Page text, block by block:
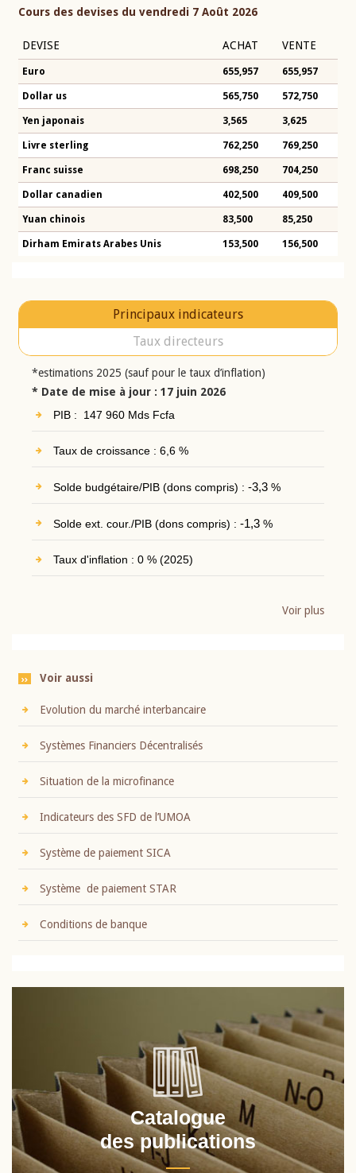
Cours des devises du vendredi 7 Août 2026
DEVISE ACHAT VENTE
Euro 655,957 655,957
Dollar us 565,750 572,750
Yen japonais 3,565 3,625
Livre sterling 762,250 769,250
Franc suisse 698,250 704,250
Dollar canadien 402,500 409,500
Yuan chinois 83,500 85,250
Dirham Emirats Arabes Unis 153,500 156,500
Principaux indicateurs
Taux directeurs
*estimations 2025 (sauf pour le taux d’inflation)
* Date de mise à jour : 17 juin 2026
PIB : 147 960 Mds Fcfa
Taux de croissance : 6,6 %
Solde budgétaire/PIB (dons compris) : -3,3%
Solde ext. cour./PIB (dons compris) : -1,3%
Taux d'inflation : 0 % (2025)
Voir plus
Voir aussi
Evolution du marché interbancaire
Systèmes Financiers Décentralisés
Situation de la microfinance
Indicateurs des SFD de l’UMOA
Système de paiement SICA
Système de paiement STAR
Conditions de banque
Catalogue
des publications